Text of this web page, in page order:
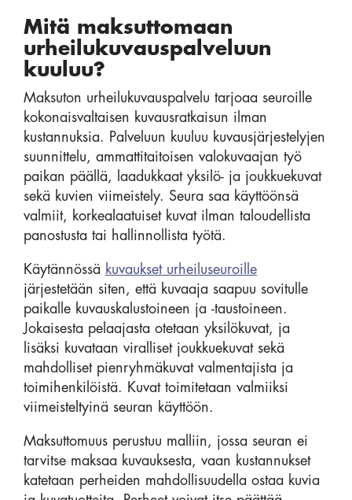
Mitä maksuttomaan
urheilukuvauspalveluun
kuuluu?
Maksuton urheilukuvauspalvelu tarjoaa seuroille
kokonaisvaltaisen kuvausratkaisun ilman
kustannuksia. Palveluun kuuluu kuvausjärjestelyjen
suunnittelu, ammattitaitoisen valokuvaajan työ
paikan päällä, laadukkaat yksilö- ja joukkuekuvat
sekä kuvien viimeistely. Seura saa käyttöönsä
valmiit, korkealaatuiset kuvat ilman taloudellista
panostusta tai hallinnollista työtä.
Käytännössä kuvaukset urheiluseuroille
järjestetään siten, että kuvaaja saapuu sovitulle
paikalle kuvauskalustoineen ja -taustoineen.
Jokaisesta pelaajasta otetaan yksilökuvat, ja
lisäksi kuvataan viralliset joukkuekuvat sekä
mahdolliset pienryhmäkuvat valmentajista ja
toimihenkilöistä. Kuvat toimitetaan valmiiksi
viimeisteltyinä seuran käyttöön.
Maksuttomuus perustuu malliin, jossa seuran ei
tarvitse maksaa kuvauksesta, vaan kustannukset
katetaan perheiden mahdollisuudella ostaa kuvia